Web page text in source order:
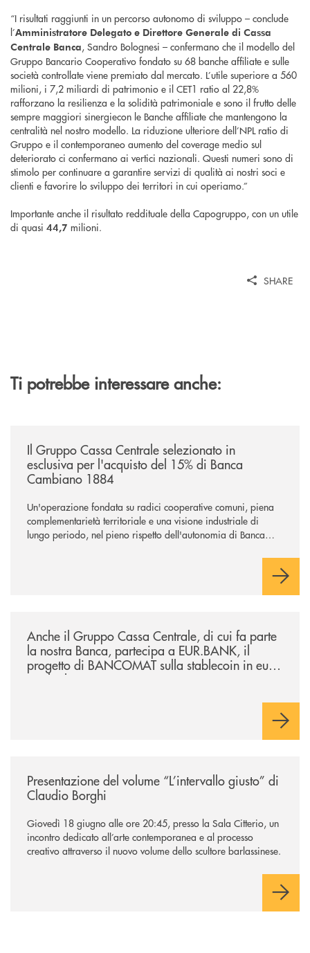
“I risultati raggiunti in un percorso autonomo di sviluppo – conclude
l’Amministratore Delegato e Direttore Generale di Cassa
Centrale Banca, Sandro Bolognesi – confermano che il modello del
Gruppo Bancario Cooperativo fondato su 68 banche affiliate e sulle
società controllate viene premiato dal mercato. L’utile superiore a 560
milioni, i 7,2 miliardi di patrimonio e il CET1 ratio al 22,8%
rafforzano la resilienza e la solidità patrimoniale e sono il frutto delle
sempre maggiori sinergiecon le Banche affiliate che mantengono la
centralità nel nostro modello. La riduzione ulteriore dell’NPL ratio di
Gruppo e il contemporaneo aumento del coverage medio sul
deteriorato ci confermano ai vertici nazionali. Questi numeri sono di
stimolo per continuare a garantire servizi di qualità ai nostri soci e
clienti e favorire lo sviluppo dei territori in cui operiamo.”
Importante anche il risultato reddituale della Capogruppo, con un utile
di quasi 44,7 milioni.
SHARE
Ti potrebbe interessare anche:
Il Gruppo Cassa Centrale selezionato in
esclusiva per l'acquisto del 15% di Banca
Cambiano 1884
Un'operazione fondata su radici cooperative comuni, piena
complementarietà territoriale e una visione industriale di
lungo periodo, nel pieno rispetto dell'autonomia di Banca
negoziazione esclusiva per la finalizzazione dell’operazione.
Anche il Gruppo Cassa Centrale, di cui fa parte
la nostra Banca, partecipa a EUR.BANK, il
progetto di BANCOMAT sulla stablecoin in euro
e sul relativo ecosistema
Presentazione del volume “L’intervallo giusto” di
Claudio Borghi
Giovedì 18 giugno alle ore 20:45, presso la Sala Citterio, un
incontro dedicato all’arte contemporanea e al processo
creativo attraverso il nuovo volume dello scultore barlassinese.